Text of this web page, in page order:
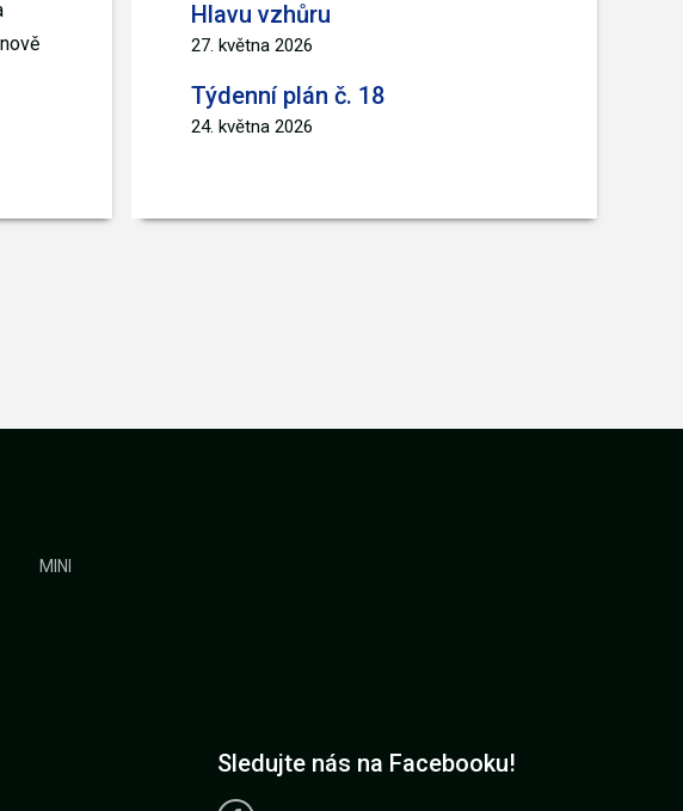
Hlavu vzhůru
27. května 2026
Týdenní plán č. 18
24. května 2026
MINI
Sledujte nás na Facebooku!